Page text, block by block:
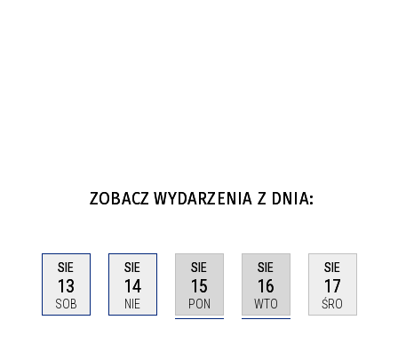
ZOBACZ WYDARZENIA Z DNIA:
SIE
13
SOB
SIE
14
NIE
SIE
15
PON
SIE
16
WTO
SIE
17
ŚRO